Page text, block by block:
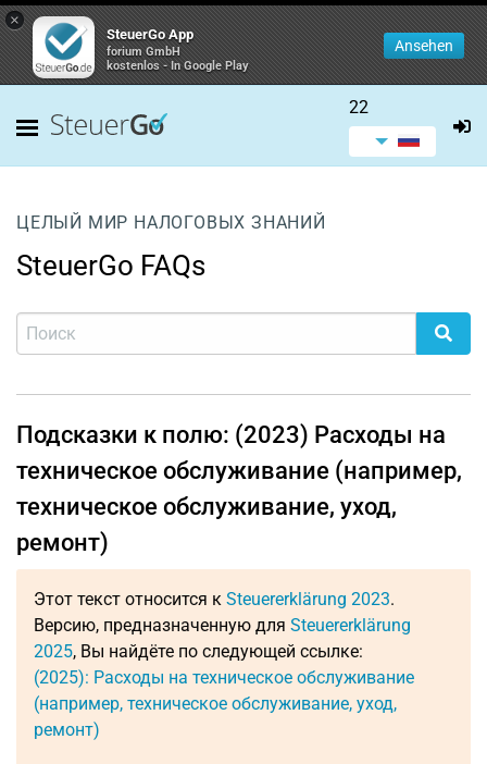
×
SteuerGo App
forium GmbH
kostenlos - In Google Play
Ansehen
22
ЦЕЛЫЙ МИР НАЛОГОВЫХ ЗНАНИЙ
SteuerGo FAQs
Подсказки к полю: (2023) Расходы на
техническое обслуживание (например,
техническое обслуживание, уход,
ремонт)
Этот текст относится к Steuererklärung 2023.
Версию, предназначенную для Steuererklärung
2025, Вы найдёте по следующей ссылке:
(2025): Расходы на техническое обслуживание
(например, техническое обслуживание, уход,
ремонт)